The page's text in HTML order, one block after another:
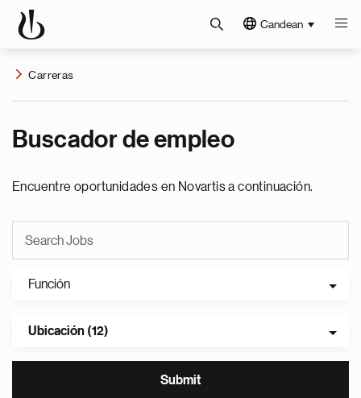
Candean
Carreras
Buscador de empleo
Encuentre oportunidades en Novartis a continuación.
Función
Ubicación (12)